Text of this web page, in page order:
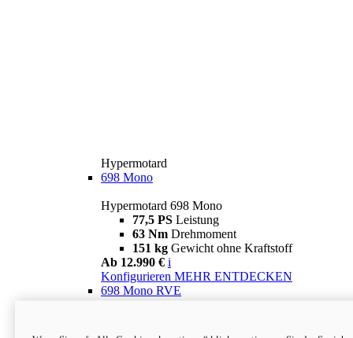
Hypermotard
698 Mono
Hypermotard 698 Mono
77,5 PS Leistung
63 Nm Drehmoment
151 kg Gewicht ohne Kraftstoff
Ab 12.990 € i
Konfigurieren MEHR ENTDECKEN
698 Mono RVE
77,5 PS
Leistung